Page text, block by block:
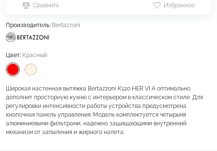
Сравнить Избранное
Производитель: Bertazzoni
Цвет: Красный
Широкая настенная вытяжка Bertazzoni K120 HER VI A оптимально
дополнит просторную кухню с интерьером в классическом стиле. Для
регулировки интенсивности работы устройства предусмотрена
кнопочная панель управления. Модель комплектуется четырьмя
алюминиевыми фильтрами, надежно защищающими внутренний
механизм от запыления и жирного налета.